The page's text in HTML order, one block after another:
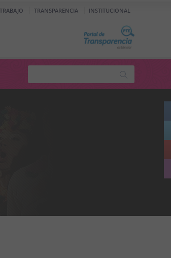
TRANSPARENCIA INSTITUCIONAL